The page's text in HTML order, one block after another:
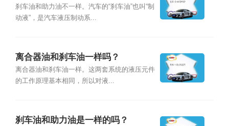
刹车油和助力油不一样。汽车的“刹车油”也叫“制
动液”，是汽车液压制动系...
离合器油和刹车油一样吗？
离合器油和刹车油一样。这两套系统的液压元件
的工作原理基本相同，所以对液...
刹车油和助力油是一样的吗？